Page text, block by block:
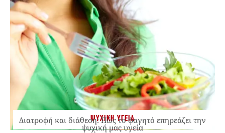
ΨΥΧΙΚΗ ΥΓΕΙΑ
Διατροφή και διάθεση: Πώς το φαγητό επηρεάζει την
ψυχική μας υγεία